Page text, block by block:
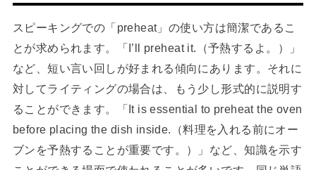
スピーキングでの「preheat」の使い方は簡潔であるこ
とが求められます。「I’ll preheat it.（予熱するよ。）」
など、短い言い回しが好まれる傾向にあります。それに
対してライティングの場合は、もう少し形式的に説明す
ることができます。「It is essential to preheat the oven
before placing the dish inside.（料理を入れる前にオー
ブンを予熱することが重要です。）」など、知識を示す